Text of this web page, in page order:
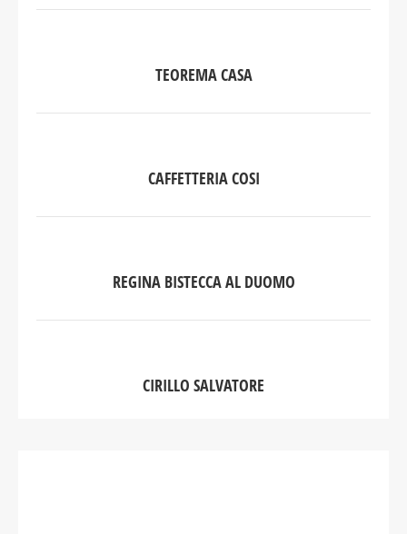
TEOREMA CASA
CAFFETTERIA COSI
REGINA BISTECCA AL DUOMO
CIRILLO SALVATORE